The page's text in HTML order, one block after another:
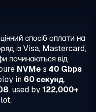
спосіб оплати на
із Visa, Mastercard,
починаються від
NVMeз 40 Gbps
in 60 секунд.
, used by122,000+